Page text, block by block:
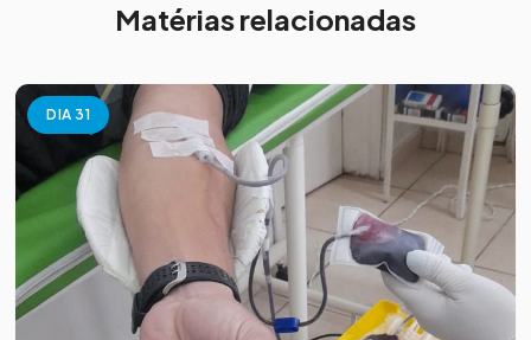
Matérias relacionadas
DIA 31